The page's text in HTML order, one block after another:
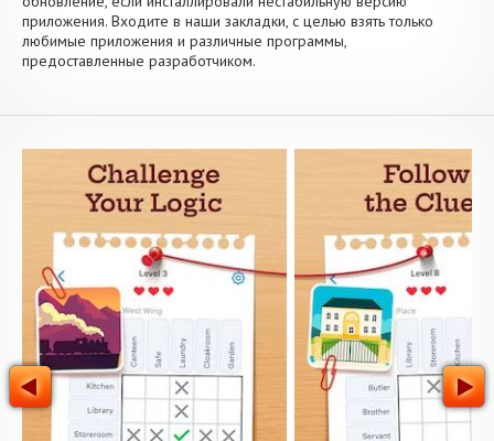
приложения. Входите в наши закладки, с целью взять только
любимые приложения и различные программы,
предоставленные разработчиком.